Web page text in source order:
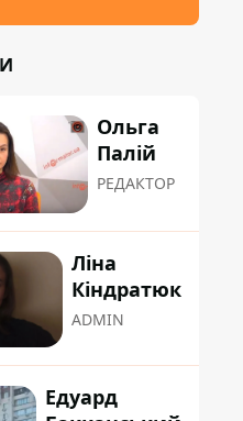
Ольга
Палій
РЕДАКТОР
Ліна
Кіндратюк
ADMIN
Едуард